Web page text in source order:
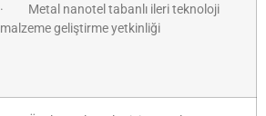
· Metal nanotel tabanlı ileri teknoloji
malzeme geliştirme yetkinliği